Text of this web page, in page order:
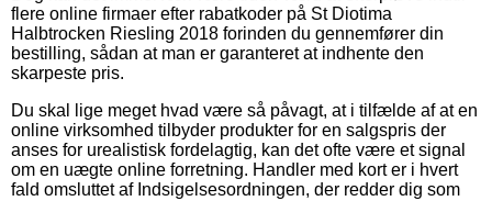
flere online firmaer efter rabatkoder på St Diotima
Halbtrocken Riesling 2018 forinden du gennemfører din
bestilling, sådan at man er garanteret at indhente den
skarpeste pris.
Du skal lige meget hvad være så påvagt, at i tilfælde af at en
online virksomhed tilbyder produkter for en salgspris der
anses for urealistisk fordelagtig, kan det ofte være et signal
om en uægte online forretning. Handler med kort er i hvert
fald omsluttet af Indsigelsesordningen, der redder dig som